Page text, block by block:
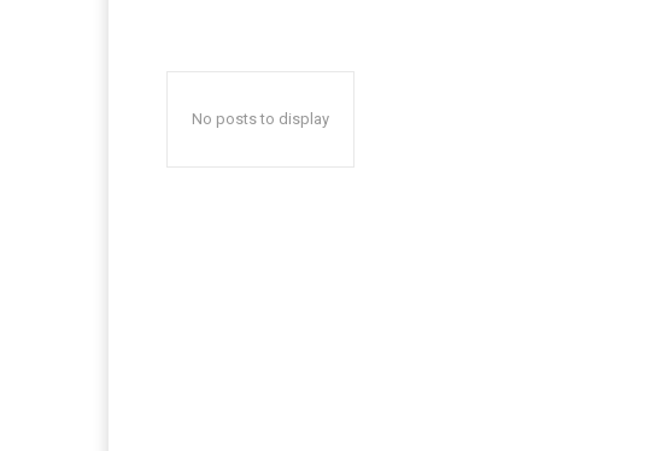
No posts to display